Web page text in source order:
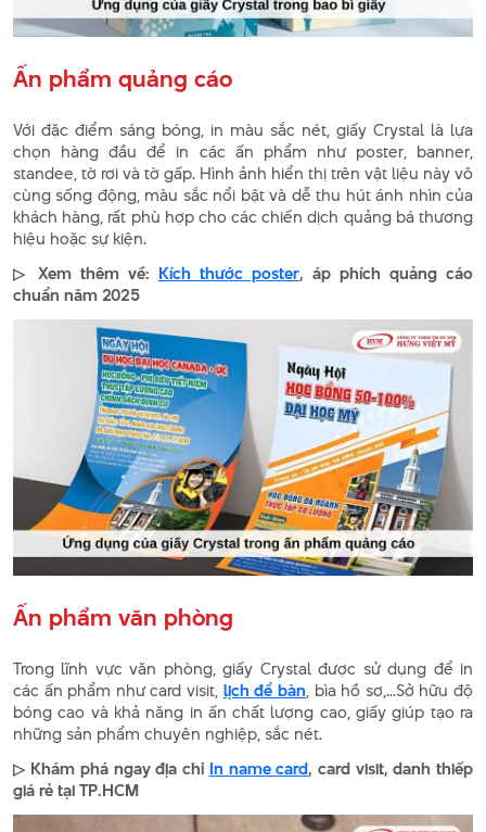
Ấn phẩm quảng cáo
Với đặc điểm sáng bóng, in màu sắc nét, giấy Crystal là lựa
chọn hàng đầu để in các ấn phẩm như poster, banner,
standee, tờ rơi và tờ gấp. Hình ảnh hiển thị trên vật liệu này vô
cùng sống động, màu sắc nổi bật và dễ thu hút ánh nhìn của
khách hàng, rất phù hợp cho các chiến dịch quảng bá thương
hiệu hoặc sự kiện.
▷ Xem thêm về: Kích thước poster, áp phích quảng cáo
chuẩn năm 2025
Ấn phẩm văn phòng
Trong lĩnh vực văn phòng, giấy Crystal được sử dụng để in
các ấn phẩm như card visit, lịch để bàn, bìa hồ sơ,...Sở hữu độ
bóng cao và khả năng in ấn chất lượng cao, giấy giúp tạo ra
những sản phẩm chuyên nghiệp, sắc nét.
▷ Khám phá ngay địa chỉ In name card, card visit, danh thiếp
giá rẻ tại TP.HCM